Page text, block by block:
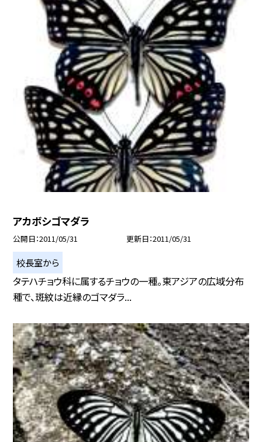
アカボシゴマダラ
公開日 2011/05/31 更新日 2011/05/31
校長室から
タテハチョウ科に属するチョウの一種。東アジアの広域分布
種で、斑紋は近縁のゴマダラ...